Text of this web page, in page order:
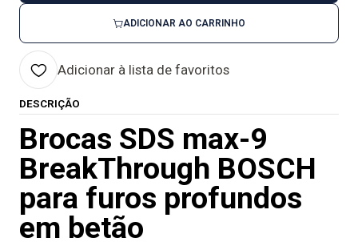
ADICIONAR AO CARRINHO
Adicionar à lista de favoritos
DESCRIÇÃO
Brocas SDS max-9
BreakThrough BOSCH
para furos profundos
em betão